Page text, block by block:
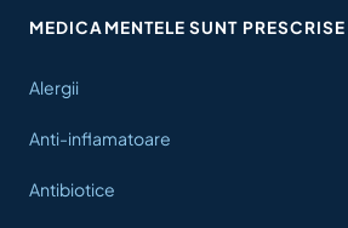
MEDICAMENTELE SUNT PRESCRISE
Alergii
Anti-inflamatoare
Antibiotice